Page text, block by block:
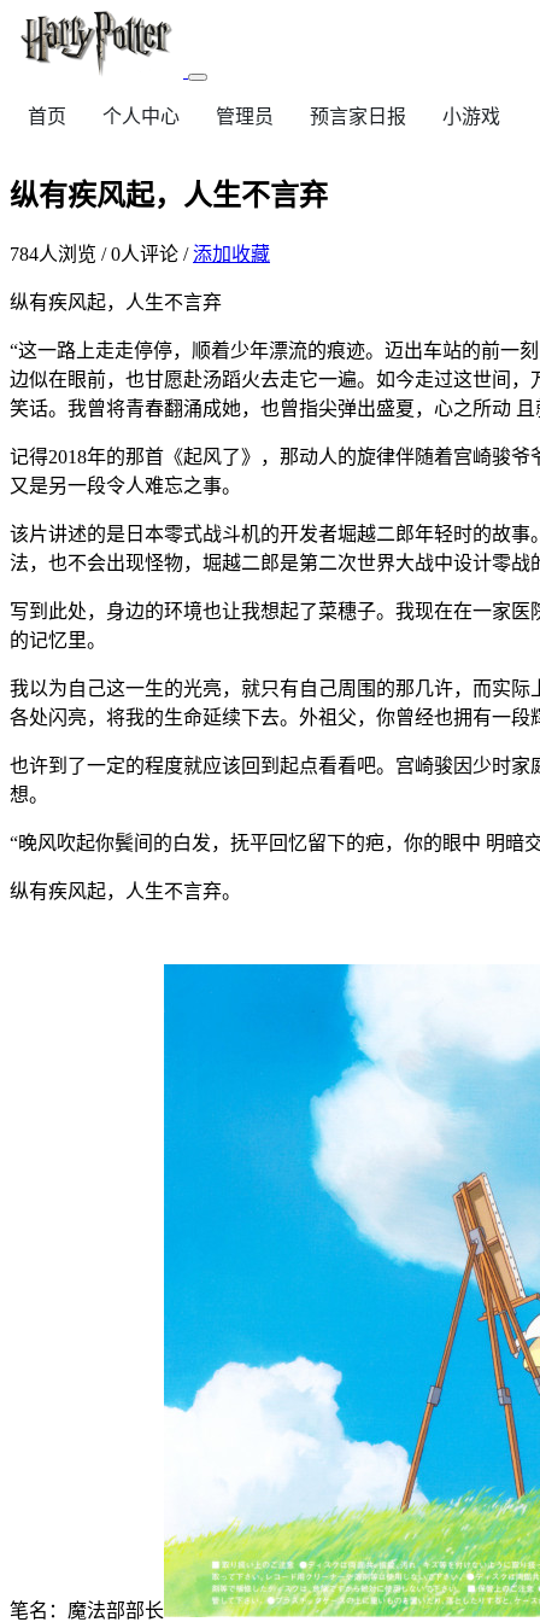
首页 个人中心 管理员 预言家日报 小游戏
纵有疾风起，人生不言弃
784人浏览 /0人评论 /添加收藏
纵有疾风起，人生不言弃
“这一路上走走停停，顺着少年漂流的痕迹。迈出车站的前一
边似在眼前，也甘愿赴汤蹈火去走它一遍。如今走过这世间
笑话。我曾将青春翻涌成她，也曾指尖弹出盛夏，心之所动
记得2018年的那首《起风了》，那动人的旋律伴随着宫崎骏
又是另一段令人难忘之事。
该片讲述的是日本零式战斗机的开发者堀越二郎年轻时的故
法，也不会出现怪物，堀越二郎是第二次世界大战中设计零战
写到此处，身边的环境也让我想起了菜穗子。我现在在一家
的记忆里。
我以为自己这一生的光亮，就只有自己周围的那几许，而实
各处闪亮，将我的生命延续下去。外祖父，你曾经也拥有一
也许到了一定的程度就应该回到起点看看吧。宫崎骏因少时
想。
“晚风吹起你鬓间的白发，抚平回忆留下的疤，你的眼中 明
纵有疾风起，人生不言弃。
笔名：魔法部部长